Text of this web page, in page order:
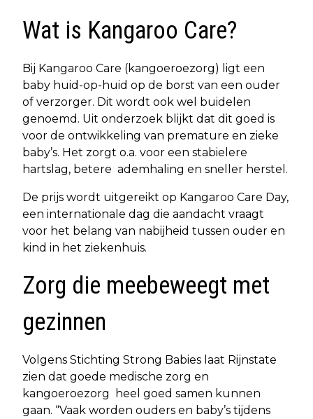
Wat is Kangaroo Care?
Bij Kangaroo Care (kangoeroezorg) ligt een
baby huid-op-huid op de borst van een ouder
of verzorger. Dit wordt ook wel buidelen
genoemd. Uit onderzoek blijkt dat dit goed is
voor de ontwikkeling van premature en zieke
baby’s. Het zorgt o.a. voor een stabielere
hartslag, betere ademhaling en sneller herstel.
De prijs wordt uitgereikt op Kangaroo Care Day,
een internationale dag die aandacht vraagt
voor het belang van nabijheid tussen ouder en
kind in het ziekenhuis.
Zorg die meebeweegt met
gezinnen
Volgens Stichting Strong Babies laat Rijnstate
zien dat goede medische zorg en
kangoeroezorg heel goed samen kunnen
gaan. “Vaak worden ouders en baby’s tijdens